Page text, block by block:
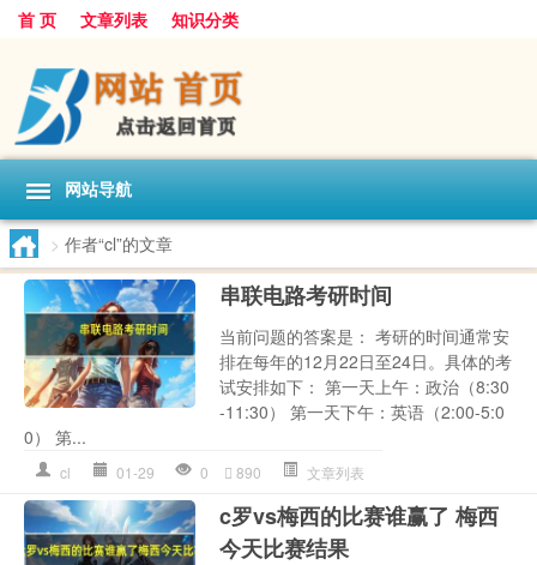
首 页 文章列表 知识分类
网站导航
> 作者“cl”的文章
串联电路考研时间
当前问题的答案是： 考研的时间通常安
排在每年的12月22日至24日。具体的考
试安排如下： 第一天上午：政治（8:30
-11:30） 第一天下午：英语（2:00-5:0
0） 第...
cl 01-29 0 890 文章列表
c罗vs梅西的比赛谁赢了 梅西
今天比赛结果